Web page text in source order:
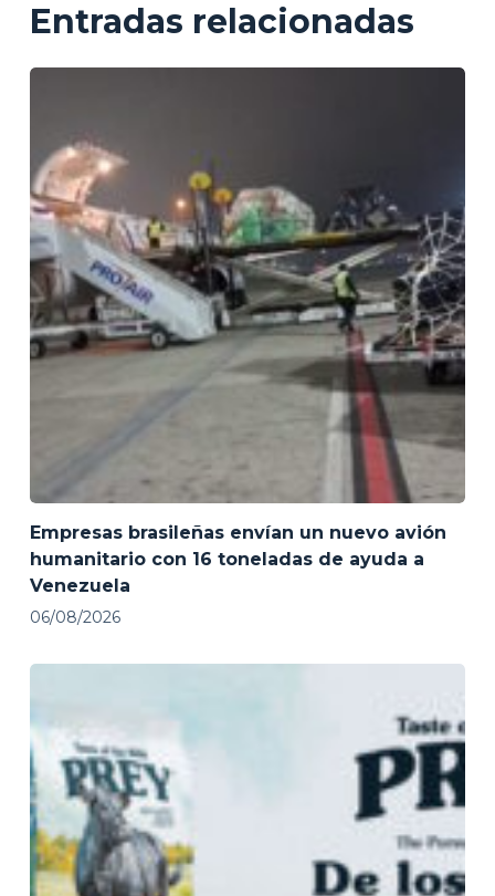
Entradas relacionadas
Empresas brasileñas envían un nuevo avión
humanitario con 16 toneladas de ayuda a
Venezuela
06/08/2026